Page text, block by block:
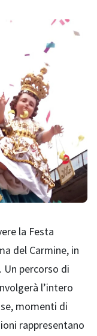
la Festa
del Carmine, in
. Un percorso di
l’intero
momenti di
rappresentano